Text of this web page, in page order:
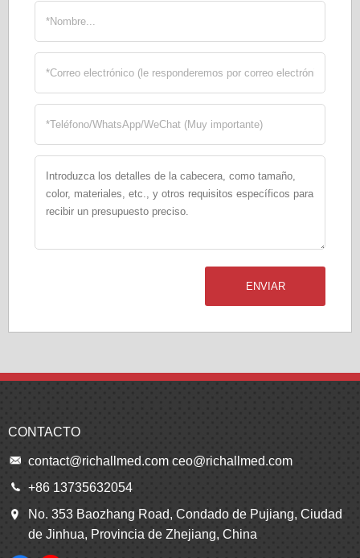
ENVIAR
CONTACTO
contact@richallmed.com ceo@richallmed.com
+86 13735632054
No. 353 Baozhang Road, Condado de Pujiang, Ciudad
de Jinhua, Provincia de Zhejiang, China